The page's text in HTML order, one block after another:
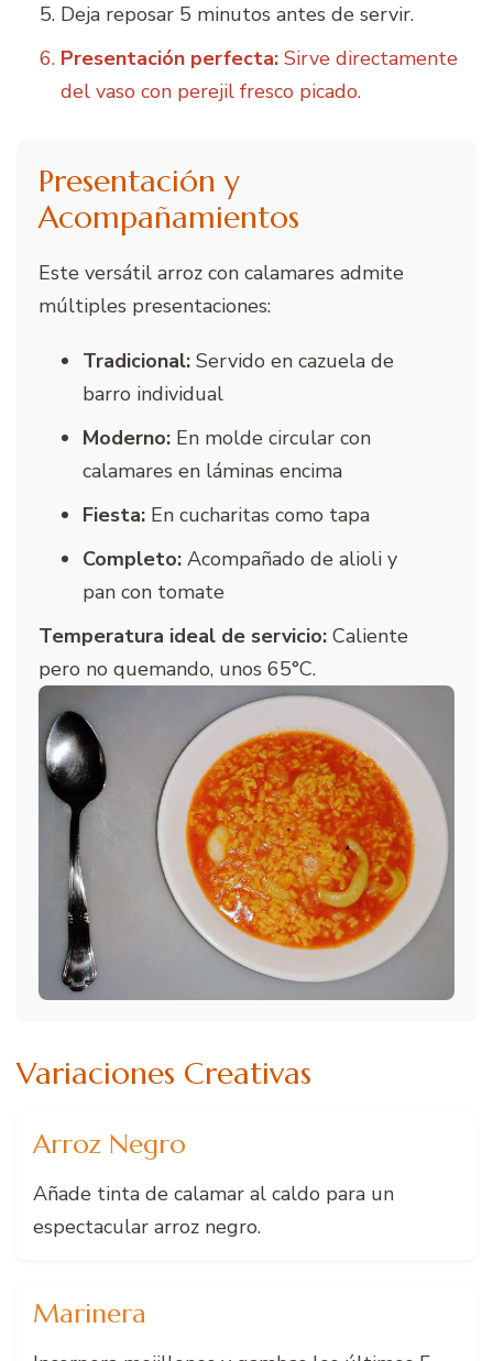
Deja reposar 5 minutos antes de servir.
Presentación perfecta: Sirve directamente
del vaso con perejil fresco picado.
Presentación y
Acompañamientos
Este versátil arroz con calamares admite
múltiples presentaciones:
Tradicional: Servido en cazuela de
barro individual
Moderno: En molde circular con
calamares en láminas encima
Fiesta: En cucharitas como tapa
Completo: Acompañado de alioli y
pan con tomate
Temperatura ideal de servicio: Caliente
pero no quemando, unos 65°C.
Variaciones Creativas
Arroz Negro
Añade tinta de calamar al caldo para un
espectacular arroz negro.
Marinera